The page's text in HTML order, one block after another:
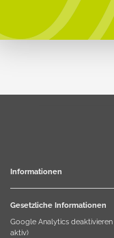
Informationen
Gesetzliche Informationen
Google Analytics deaktivieren
aktiv)